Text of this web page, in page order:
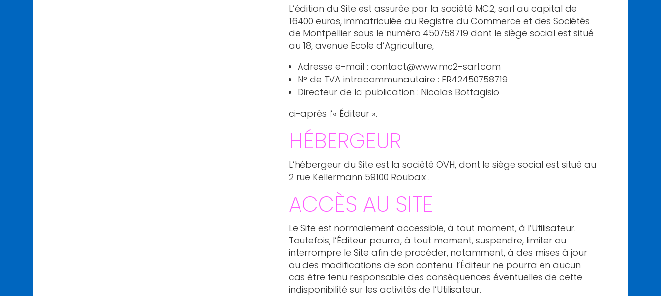
L’édition du Site est assurée par la société MC2, sarl au capital de
16400 euros, immatriculée au Registre du Commerce et des Sociétés
de Montpellier sous le numéro 450758719 dont le siège social est situé
au 18, avenue Ecole d’Agriculture,
Adresse e-mail : contact@www.mc2-sarl.com
N° de TVA intracommunautaire : FR42450758719
Directeur de la publication : Nicolas Bottagisio
ci-après l’« Éditeur ».
HÉBERGEUR
L’hébergeur du Site est la société OVH, dont le siège social est situé au
2 rue Kellermann 59100 Roubaix .
ACCÈS AU SITE
Le Site est normalement accessible, à tout moment, à l’Utilisateur.
Toutefois, l’Éditeur pourra, à tout moment, suspendre, limiter ou
interrompre le Site afin de procéder, notamment, à des mises à jour
ou des modifications de son contenu. l’Éditeur ne pourra en aucun
cas être tenu responsable des conséquences éventuelles de cette
indisponibilité sur les activités de l’Utilisateur.